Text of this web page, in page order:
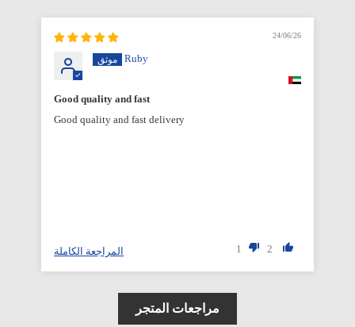
24/06/26
Ruby
Good quality and fast
Good quality and fast delivery
2
1 المراجعة الكاملة
مراجعات المتجر